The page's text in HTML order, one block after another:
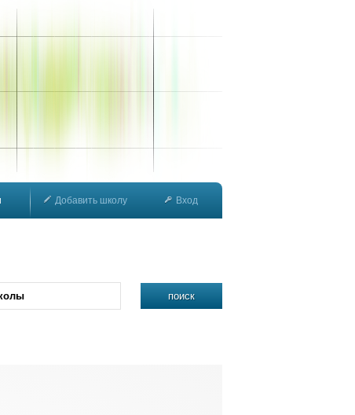
Добавить школу Вход